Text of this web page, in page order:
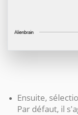
Ensuite,
Par défaut, il